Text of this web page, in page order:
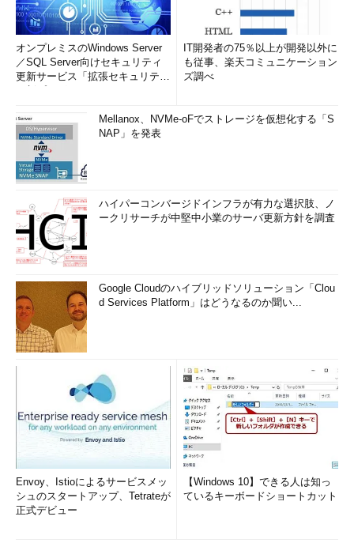
オンプレミスのWindows Server
／SQL Server向けセキュリティ
更新サービス「拡張セキュリティ
IT開発者の75％以上が開発以外に
も従事、楽天コミュニケーション
ズ調べ
Mellanox、NVMe-oFでストレージを仮想化する「S
NAP」を発表
ハイパーコンバージドインフラが有力な選択肢、ノ
ークリサーチが中堅中小業のサーバ更新方針を調査
Google Cloudのハイブリッドソリューション「Clou
d Services Platform」はどうなるのか聞い...
Envoy、Istioによるサービスメッ
シュのスタートアップ、Tetrateが
正式デビュー
【Windows 10】できる人は知っ
ているキーボードショートカット